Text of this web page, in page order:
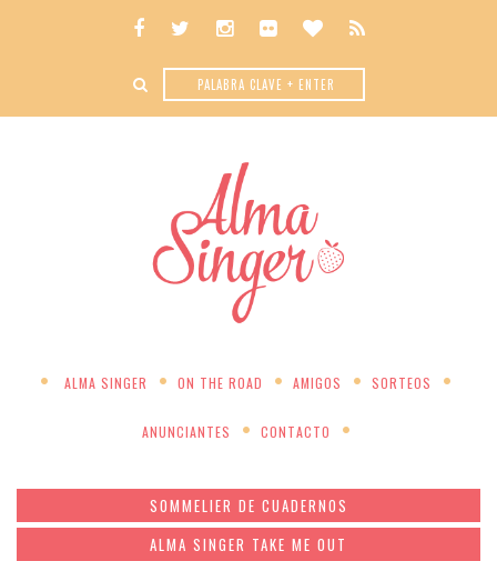
ALMA SINGER ON THE ROAD AMIGOS SORTEOS
ANUNCIANTES CONTACTO
SOMMELIER DE CUADERNOS
ALMA SINGER TAKE ME OUT